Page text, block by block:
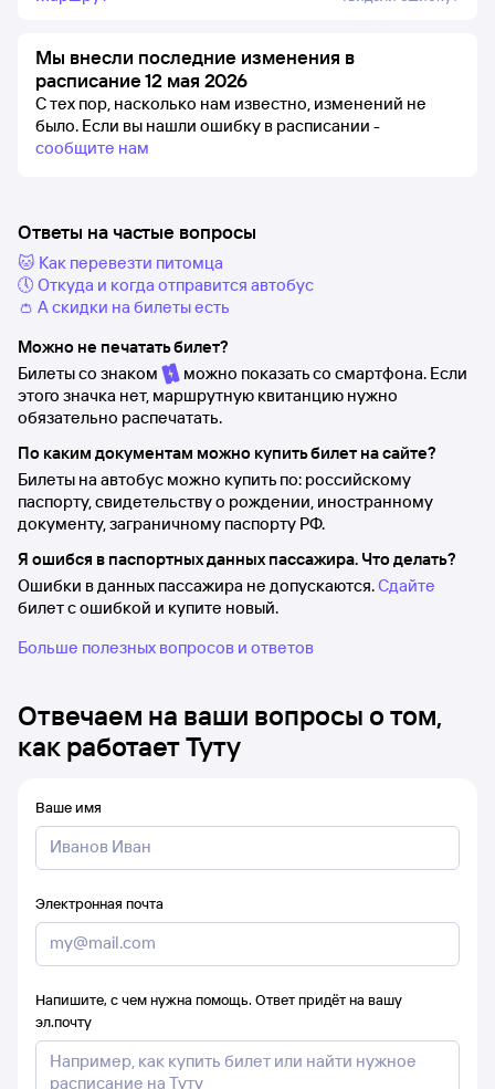
Мы внесли последние изменения в
расписание 12 мая 2026
С тех пор, насколько нам известно, изменений не
было. Если вы нашли ошибку в расписании -
сообщите нам
Ответы на частые вопросы
🐱 Как перевезти питомца
🕔 Откуда и когда отправится автобус
👛 А скидки на билеты есть
Можно не печатать билет?
Билеты со знаком
можно показать со смартфона. Если
этого значка нет, маршрутную квитанцию нужно
обязательно распечатать.
По каким документам можно купить билет на сайте?
Билеты на автобус можно купить по: российскому
паспорту, свидетельству о рождении, иностранному
документу, заграничному паспорту РФ.
Я ошибся в паспортных данных пассажира. Что делать?
Ошибки в данных пассажира не допускаются.Сдайте
билет с ошибкой и купите новый.
Больше полезных вопросов и ответов
Отвечаем на ваши вопросы о том,
как работает Туту
Ваше имя
Электронная почта
Напишите, с чем нужна помощь. Ответ придёт на вашу
эл.почту